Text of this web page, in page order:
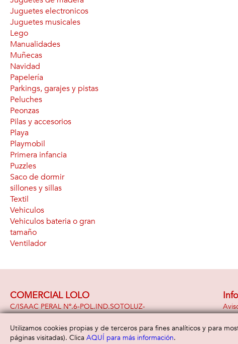
Juguetes electronicos
Juguetes musicales
Lego
Manualidades
Muñecas
Navidad
Papelería
Parkings, garajes y pistas
Peluches
Peonzas
Pilas y accesorios
Playa
Playmobil
Primera infancia
Puzzles
Saco de dormir
sillones y sillas
Textil
Vehiculos
Vehiculos bateria o gran
tamaño
Ventilador
COMERCIAL LOLO
C/ISAAC PERAL Nº.6-POL.IND.SOTOLUZ-
29320 -Campillos( Malaga )
951 391 948
Utilizamos cookies propias y de terceros para fines analíticos y para
páginas visitadas). Clica AQUÍ para más información.